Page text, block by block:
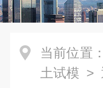
当前位置：
土试模 >